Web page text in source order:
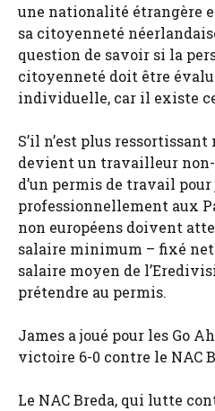
une nationalité étrangère
sa citoyenneté
question de savoir si la
citoyenneté doit être
individuelle, car il existe
S’il n’est plus
devient un travailleur non-
d’un permis de travail pour
professionnellement aux
non européens doivent
salaire minimum – fixé
salaire moyen de
prétendre au permis.
James a joué pour les Go
victoire 6-0 contre le NAC
Le NAC Breda, qui lutte